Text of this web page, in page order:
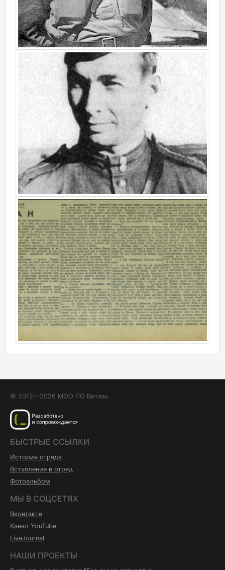
© 2012—2026 МОО ПО Витязь.
БЫСТРЫЕ ССЫЛКИ
История отряда
Вступление в отряд
Фотоальбом
МЫ В СОЦСЕТЯХ
Вконтакте
Канал YouTube
LiveJournal
НАШИ ПРОЕКТЫ